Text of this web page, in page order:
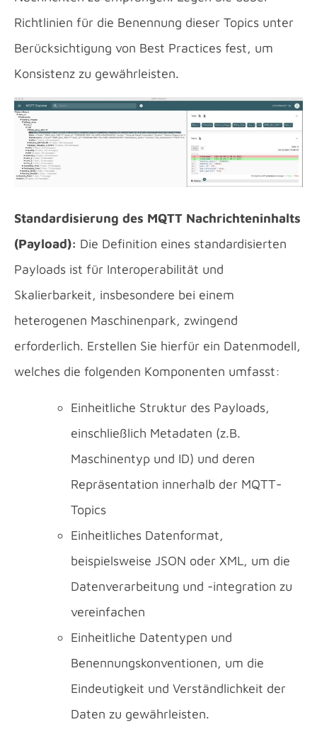
Richtlinien für die Benennung dieser Topics unter
Berücksichtigung von Best Practices fest, um
Konsistenz zu gewährleisten.
Standardisierung des MQTT Nachrichteninhalts
(Payload): Die Definition eines standardisierten
Payloads ist für Interoperabilität und
Skalierbarkeit, insbesondere bei einem
heterogenen Maschinenpark, zwingend
erforderlich. Erstellen Sie hierfür ein Datenmodell,
welches die folgenden Komponenten umfasst:
Einheitliche Struktur des Payloads,
einschließlich Metadaten (z.B.
Maschinentyp und ID) und deren
Repräsentation innerhalb der MQTT-
Topics
Einheitliches Datenformat,
beispielsweise JSON oder XML, um die
Datenverarbeitung und -integration zu
vereinfachen
Einheitliche Datentypen und
Benennungskonventionen, um die
Eindeutigkeit und Verständlichkeit der
Daten zu gewährleisten.